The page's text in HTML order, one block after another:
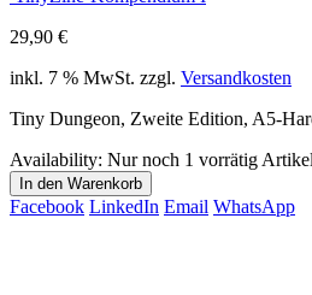
29,90 €
inkl. 7 % MwSt. zzgl. Versandkosten
Tiny Dungeon, Zweite Edition, A5-
Availability: Nur noch 1 vorrätig
In den Warenkorb
Facebook LinkedIn Email WhatsApp